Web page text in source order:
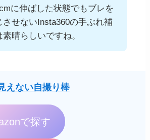
に伸ばした状態でもブレを
させないInsta360の手ぶれ補
素晴らしいですね。
えない自撮り棒
で探す